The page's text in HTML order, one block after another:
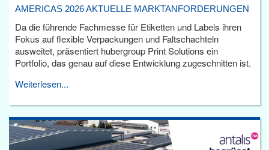
AMERICAS 2026 AKTUELLE MARKTANFORDERUNGEN
Da die führende Fachmesse für Etiketten und Labels ihren
Fokus auf flexible Verpackungen und Faltschachteln
ausweitet, präsentiert hubergroup Print Solutions ein
Portfolio, das genau auf diese Entwicklung zugeschnitten ist.
Weiterlesen...